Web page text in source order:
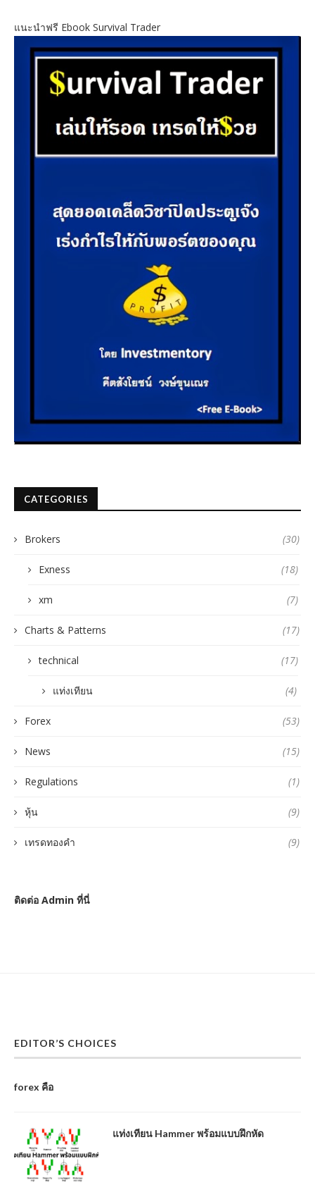
แนะนำฟรี Ebook Survival Trader
CATEGORIES
Brokers (30)
Exness (18)
xm (7)
Charts & Patterns (17)
technical (17)
แท่งเทียน (4)
Forex (53)
News (15)
Regulations (1)
หุ้น (9)
เทรดทองคำ (9)
ติดต่อ Admin ที่นี่
EDITOR’S CHOICES
forex คือ
แท่งเทียน Hammer พร้อมแบบฝึกหัด